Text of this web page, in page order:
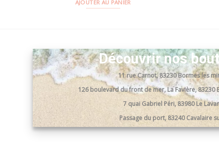
AJOUTER AU PANIER
Découvrir nos
11 rue Carnot, 83230 Bormes les
126 boulevard du front de mer, La Favière, 83230
7 quai Gabriel Péri, 83980 Le
Passage du port, 83240 Cavalaire